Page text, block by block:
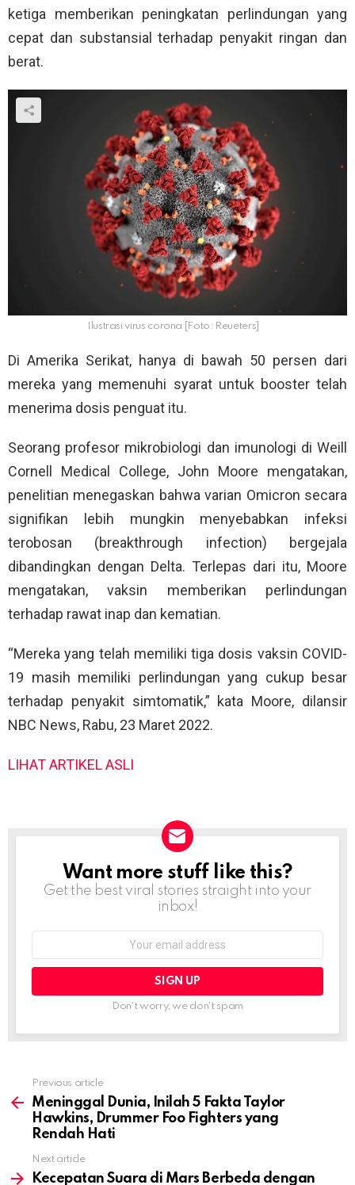
ketiga memberikan peningkatan perlindungan yang
cepat dan substansial terhadap penyakit ringan dan
berat.
Ilustrasi virus corona [Foto: Reueters]
Di Amerika Serikat, hanya di bawah 50 persen dari
mereka yang memenuhi syarat untuk booster telah
menerima dosis penguat itu.
Seorang profesor mikrobiologi dan imunologi di Weill
Cornell Medical College, John Moore mengatakan,
penelitian menegaskan bahwa varian Omicron secara
signifikan lebih mungkin menyebabkan infeksi
terobosan (breakthrough infection) bergejala
dibandingkan dengan Delta. Terlepas dari itu, Moore
mengatakan, vaksin memberikan perlindungan
terhadap rawat inap dan kematian.
“Mereka yang telah memiliki tiga dosis vaksin COVID-
19 masih memiliki perlindungan yang cukup besar
terhadap penyakit simtomatik,” kata Moore, dilansir
NBC News, Rabu, 23 Maret 2022.
LIHAT ARTIKEL ASLI
NEWSLETTER
Want more stuff like this?
Get the best viral stories straight into your
inbox!
Don't worry, we don't spam
more
Previous article
Meninggal Dunia, Inilah 5 Fakta Taylor
Hawkins, Drummer Foo Fighters yang
Rendah Hati
Next article
Kecepatan Suara di Mars Berbeda dengan